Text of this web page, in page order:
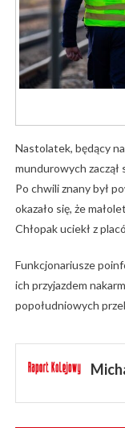
Nastolatek, będący
mundurowych
Po chwili znany był
okazało się, że
Chłopak uciekł z
Funkcjonariusze
ich przyjazdem
popołudniowych